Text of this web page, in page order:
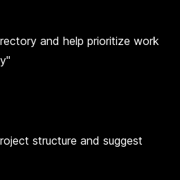
and help prioritize work
structure and suggest